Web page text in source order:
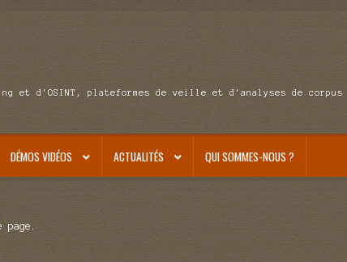
et d'OSINT, plateformes de veille et d'analyses de corpus
DÉMOS VIDÉOS ACTUALITÉS QUI SOMMES-NOUS ?